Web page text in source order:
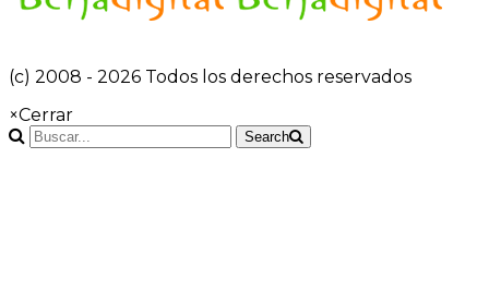
(c) 2008 - 2026 Todos los derechos reservados
×Cerrar
Search